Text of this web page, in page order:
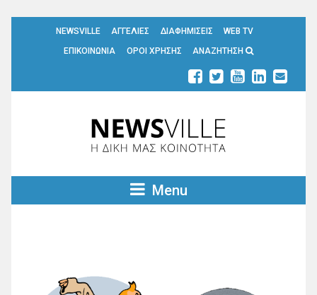
NEWSVILLE ΑΓΓΕΛΙΕΣ ΔΙΑΦΗΜΙΣΕΙΣ
WEB TV
ΕΠΙΚΟΙΝΩΝΙΑ
ΟΡΟΙ ΧΡΗΣΗΣ ΑΝΑΖΗΤΗΣΗ
Menu